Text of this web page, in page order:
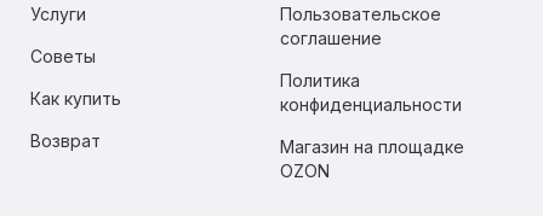
Услуги
Советы
Как купить
Возврат
Пользовательское
соглашение
Политика
конфиденциальности
Магазин на площадке
OZON